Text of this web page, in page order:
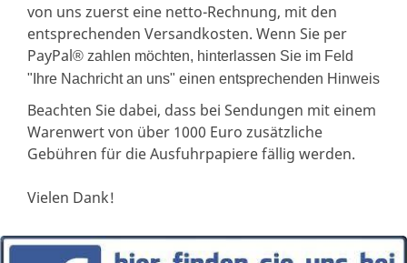
von uns zuerst eine netto-Rechnung, mit den
entsprechenden Versandkosten. Wenn Sie per
PayPal® zahlen möchten, hinterlassen Sie im Feld
"Ihre Nachricht an uns" einen entsprechenden Hinweis
Beachten Sie dabei, dass bei Sendungen mit einem
Warenwert von über 1000 Euro zusätzliche
Gebühren für die Ausfuhrpapiere fällig werden.
Vielen Dank!